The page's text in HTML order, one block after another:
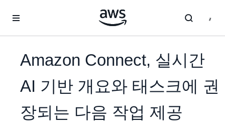
Amazon Connect, 실시간
AI 기반 개요와 태스크에 권
장되는 다음 작업 제공